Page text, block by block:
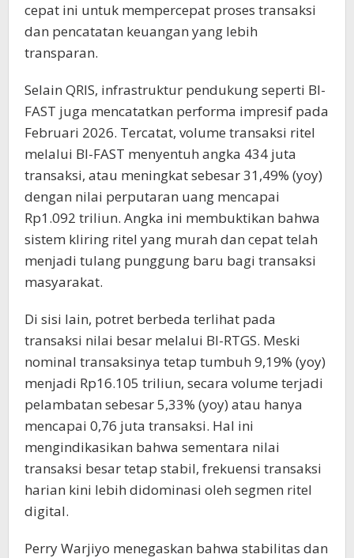
cepat ini untuk mempercepat proses transaksi
dan pencatatan keuangan yang lebih
transparan.
Selain QRIS, infrastruktur pendukung seperti BI-
FAST juga mencatatkan performa impresif pada
Februari 2026. Tercatat, volume transaksi ritel
melalui BI-FAST menyentuh angka 434 juta
transaksi, atau meningkat sebesar 31,49% (yoy)
dengan nilai perputaran uang mencapai
Rp1.092 triliun. Angka ini membuktikan bahwa
sistem kliring ritel yang murah dan cepat telah
menjadi tulang punggung baru bagi transaksi
masyarakat.
Di sisi lain, potret berbeda terlihat pada
transaksi nilai besar melalui BI-RTGS. Meski
nominal transaksinya tetap tumbuh 9,19% (yoy)
menjadi Rp16.105 triliun, secara volume terjadi
pelambatan sebesar 5,33% (yoy) atau hanya
mencapai 0,76 juta transaksi. Hal ini
mengindikasikan bahwa sementara nilai
transaksi besar tetap stabil, frekuensi transaksi
harian kini lebih didominasi oleh segmen ritel
digital.
Perry Warjiyo menegaskan bahwa stabilitas dan